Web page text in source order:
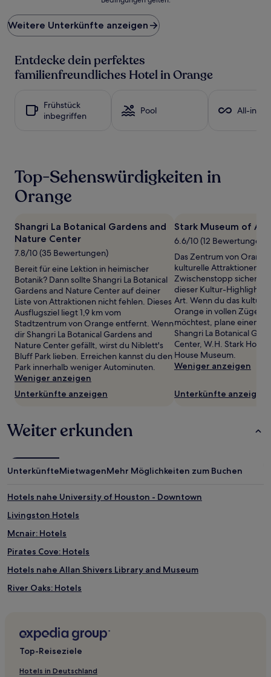
Preis
pro
Nacht,
den
letzten
einen
gefunden
wurde.
Preise
Verfügbarkeiten
können
sich
ändern.
können
zusätzliche
Bedingungen
gelten.
Weitere Unterkünfte anzeigen
Entdecke dein perfektes
familienfreundliches Hotel in Orange
Frühstück
inbegriffen
Pool All-
Top-Sehenswürdigkeiten in
Orange
Shangri La Botanical Gardens and
Nature Center
7.8/10 (35 Bewertungen)
Bereit für eine Lektion in heimischer
Botanik? Dann sollte Shangri La Botanical
Gardens and Nature Center auf deiner
Liste von Attraktionen nicht fehlen. Dieses
Ausflugsziel liegt 1,9 km vom
Stadtzentrum von Orange entfernt. Wenn
dir Shangri La Botanical Gardens and
Nature Center gefällt, wirst du Niblett's
Bluff Park lieben. Erreichen kannst du den
Park innerhalb weniger Autominuten.
Weniger anzeigen
Unterkünfte anzeigen
Stark Museum of Art
6.6/10 (12 Bewertungen)
Das Zentrum von
kulturelle Attraktionen,
Zwischenstopp
dieser Kultur-Highlights:
Art. Wenn du das
Orange in vollen Zügen
möchtest, plane einen
Shangri La Botanical
Center, W.H. Stark
House Museum.
Weniger anzeigen
Unterkünfte anzeigen
Weiter erkunden
UnterkünfteMietwagenMehr Möglichkeiten zum Buchen
Hotels nahe University of Houston - Downtown
Livingston Hotels
Mcnair: Hotels
Pirates Cove: Hotels
Hotels nahe Allan Shivers Library and Museum
River Oaks: Hotels
Hotels nahe Spindletop Gladys City Boomtown Museum
Top-Reiseziele
Hotels in Deutschland